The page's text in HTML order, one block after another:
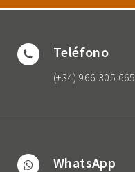
Teléfono
(+34) 966 305 665
WhatsApp